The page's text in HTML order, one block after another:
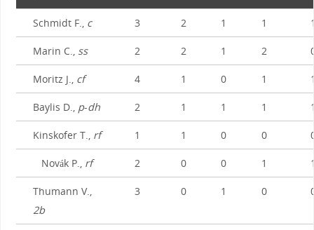
Schmidt F., c 3 2 1 1
Marin C., ss 2 2 1 2
Moritz J., cf 4 1 0 1
Baylis D., p-dh 2 1 1 1
Kinskofer T., rf 1 1 0 0
Novák P., rf 2 0 0 1
Thumann V.,
2b
3 0 1 0